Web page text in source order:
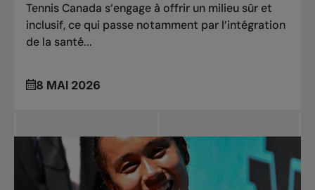
Tennis Canada s’engage à offrir un milieu sûr et
inclusif, ce qui passe notamment par l’intégration
de la santé...
8 MAI 2026